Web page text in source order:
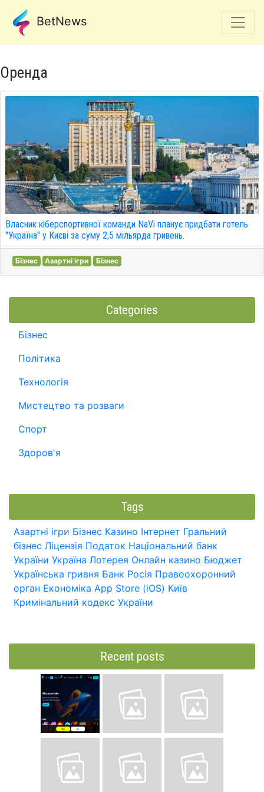
BetNews
Оренда
Власник кіберспортивної команди NaVi планує придбати готель
"Україна" у Києві за суму 2,5 мільярда гривень.
Бізнес Азартні ігри Бізнес
Categories
Бізнес
Політика
Технологія
Мистецтво та розваги
Спорт
Здоров'я
Tags
Азартні ігри Бізнес Казино Інтернет Гральний
бізнес Ліцензія Податок Національний банк
України Україна Лотерея Онлайн казино Бюджет
Українська гривня Банк Росія Правоохоронний
орган Економіка App Store (iOS) Київ
Кримінальний кодекс України
Recent posts